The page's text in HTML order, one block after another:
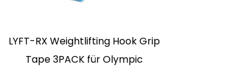
LYFT-RX Weightlifting Hook Grip
Tape 3PACK für Olympic